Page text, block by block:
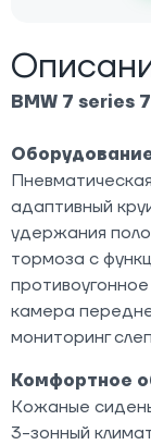
BMW 7 series
адаптивный
удержания
тормоза с
камера
мониторинг
Комфортное
Кожаные
3-зонный